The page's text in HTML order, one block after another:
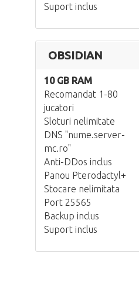
Suport inclus
OBSIDIAN
10 GB RAM
Recomandat 1-80
jucatori
Sloturi nelimitate
DNS "nume.server-
mc.ro"
Anti-DDos inclus
Panou Pterodactyl+
Stocare nelimitata
Port 25565
Backup inclus
Suport inclus